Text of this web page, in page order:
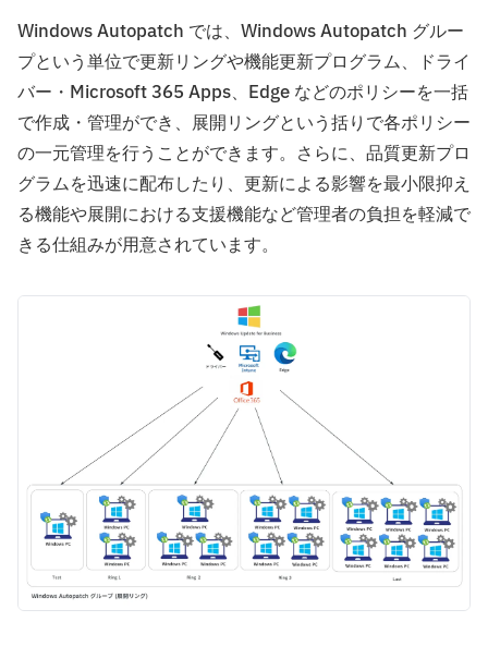
Windows Autopatch では、Windows Autopatch グルー
プという単位で更新リングや機能更新プログラム、ドライ
バー・Microsoft 365 Apps、Edge などのポリシーを一括
で作成・管理ができ、展開リングという括りで各ポリシー
の一元管理を行うことができます。さらに、品質更新プロ
グラムを迅速に配布したり、更新による影響を最小限抑え
る機能や展開における支援機能など管理者の負担を軽減で
きる仕組みが用意されています。